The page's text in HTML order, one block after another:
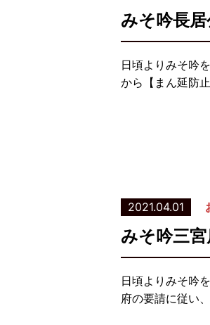
みそ吟長
日頃よりみそ吟
から【まん延防
2021.04.01
みそ吟三
日頃よりみそ吟
府の要請に従い